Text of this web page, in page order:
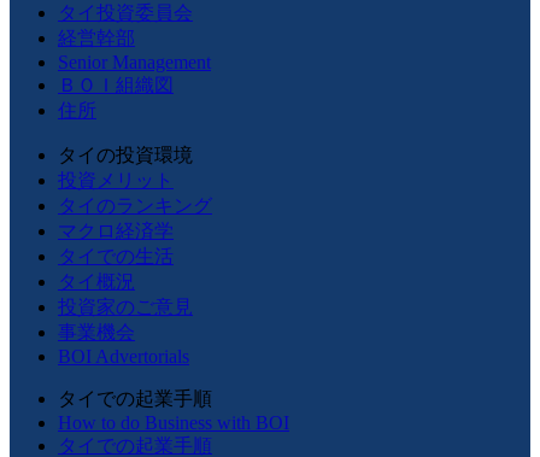
タイ投資委員会
経営幹部
Senior Management
ＢＯＩ組織図
住所
タイの投資環境
投資メリット
タイのランキング
マクロ経済学
タイでの生活
タイ概況
投資家のご意見
事業機会
BOI Advertorials
タイでの起業手順
How to do Business with BOI
タイでの起業手順